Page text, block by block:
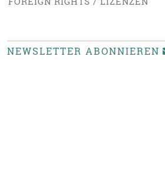
NEWSLETTER ABONNIEREN